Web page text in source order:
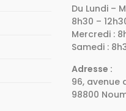
Du Lundi –
8h30 –
Mercredi :
Samedi :
Adresse :
96, avenue
98800